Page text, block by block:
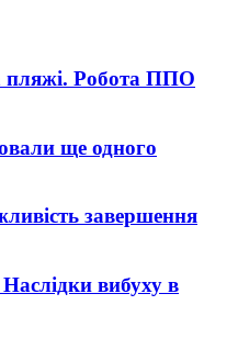
пляжі. Робота ППО
ще одного
завершення
вибуху в